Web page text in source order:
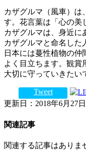
カザグルマ（風車）は
す。花言葉は「心の美
カザグルマは、身近に
カザグルマと命名した
日本には蔓性植物の
よく目立ちます。観賞
大切に守っていき
Tweet
更新日：2018年6月27
関連記事
関連する記事はありま